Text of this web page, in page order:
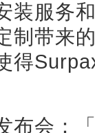
装服务
制带来
得